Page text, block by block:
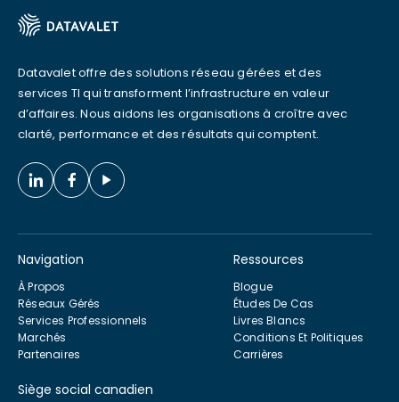
Datavalet offre des solutions réseau gérées et des
services TI qui transforment l’infrastructure en valeur
d’affaires. Nous aidons les organisations à croître avec
clarté, performance et des résultats qui comptent.
Navigation
À Propos
Réseaux Gérés
Services Professionnels
Marchés
Partenaires
Ressources
Blogue
Études De Cas
Livres Blancs
Conditions Et Politiques
Carrières
Siège social canadien